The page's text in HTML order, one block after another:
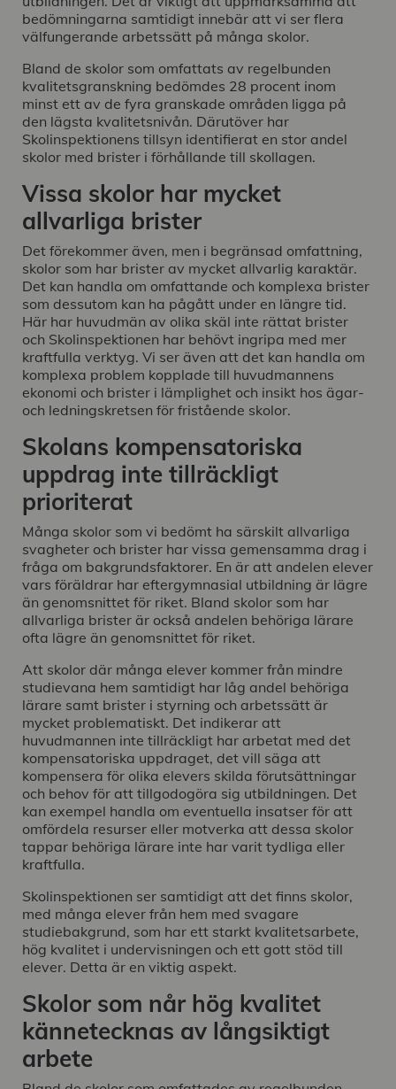
bedömningarna samtidigt innebär att vi ser flera
välfungerande arbetssätt på många skolor.
Bland de skolor som omfattats av regelbunden
kvalitetsgranskning bedömdes 28 procent inom
minst ett av de fyra granskade områden ligga på
den lägsta kvalitetsnivån. Därutöver har
Skolinspektionens tillsyn identifierat en stor andel
skolor med brister i förhållande till skollagen.
Vissa skolor har mycket
allvarliga brister
Det förekommer även, men i begränsad omfattning,
skolor som har brister av mycket allvarlig karaktär.
Det kan handla om omfattande och komplexa brister
som dessutom kan ha pågått under en längre tid.
Här har huvudmän av olika skäl inte rättat brister
och Skolinspektionen har behövt ingripa med mer
kraftfulla verktyg. Vi ser även att det kan handla om
komplexa problem kopplade till huvudmannens
ekonomi och brister i lämplighet och insikt hos ägar-
och ledningskretsen för fristående skolor.
Skolans kompensatoriska
uppdrag inte tillräckligt
prioriterat
Många skolor som vi bedömt ha särskilt allvarliga
svagheter och brister har vissa gemensamma drag i
fråga om bakgrundsfaktorer. En är att andelen elever
vars föräldrar har eftergymnasial utbildning är lägre
än genomsnittet för riket. Bland skolor som har
allvarliga brister är också andelen behöriga lärare
ofta lägre än genomsnittet för riket.
Att skolor där många elever kommer från mindre
studievana hem samtidigt har låg andel behöriga
lärare samt brister i styrning och arbetssätt är
mycket problematiskt. Det indikerar att
huvudmannen inte tillräckligt har arbetat med det
kompensatoriska uppdraget, det vill säga att
kompensera för olika elevers skilda förutsättningar
och behov för att tillgodogöra sig utbildningen. Det
kan exempel handla om eventuella insatser för att
omfördela resurser eller motverka att dessa skolor
tappar behöriga lärare inte har varit tydliga eller
kraftfulla.
Skolinspektionen ser samtidigt att det finns skolor,
med många elever från hem med svagare
studiebakgrund, som har ett starkt kvalitetsarbete,
hög kvalitet i undervisningen och ett gott stöd till
elever. Detta är en viktig aspekt.
Skolor som når hög kvalitet
kännetecknas av långsiktigt
arbete